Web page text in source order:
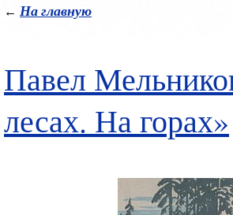
← На главную
Павел
лесах. На горах»